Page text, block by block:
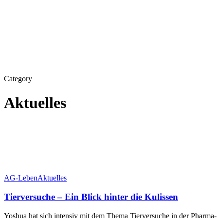
Category
Aktuelles
Tierversuche
Ein
Blick
hinter
AG-LebenAktuelles
Tierversuche – Ein Blick hinter die Kulissen
Yoshua hat sich intensiv mit dem Thema Tierversuche in der